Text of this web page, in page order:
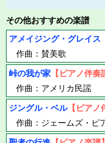
その他おすすめの楽譜
アメイジング・グレイス
作曲：賛美歌
峠の我が家 【ピアノ伴奏
作曲：アメリカ民謡
ジングル・ベル【ピアノ
作曲：ジェームズ・ピ